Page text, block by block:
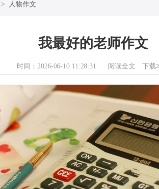
> 人物作文
我最好的老师作文
时间：2026-06-10 11:28:31 阅读全文 下载